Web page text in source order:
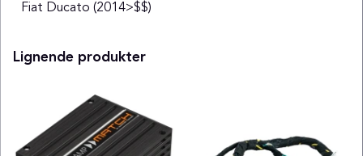
Fiat Ducato (2014>$$)
Lignende produkter